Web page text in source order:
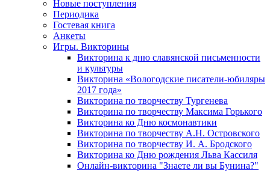
Новые поступления
Периодика
Гостевая книга
Анкеты
Игры. Викторины
Викторина к дню славянской письменности
и культуры
Викторина «Вологодские писатели-юбиляры
2017 года»
Викторина по творчеству Тургенева
Викторина по творчеству Максима Горького
Викторина ко Дню космонавтики
Викторина по творчеству А.Н. Островского
Викторина по творчеству И. А. Бродского
Викторина ко Дню рождения Льва Кассиля
Онлайн-викторина "Знаете ли вы Бунина?"